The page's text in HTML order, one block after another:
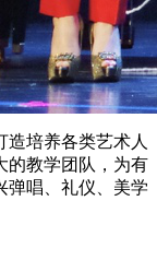
培养各类艺术人
的教学团队，为有
弹唱、礼仪、美学